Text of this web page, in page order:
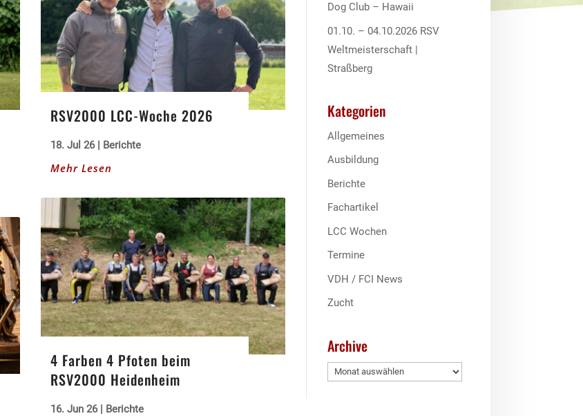
RSV2000 LCC-Woche 2026
18. Jul 26| Berichte
Mehr Lesen
4 Farben 4 Pfoten beim
RSV2000 Heidenheim
16. Jun 26| Berichte
Dog Club – Hawaii
01.10. – 04.10.2026 RSV
Weltmeisterschaft |
Straßberg
Kategorien
Allgemeines
Ausbildung
Berichte
Fachartikel
LCC Wochen
Termine
VDH / FCI News
Zucht
Archive
Archive